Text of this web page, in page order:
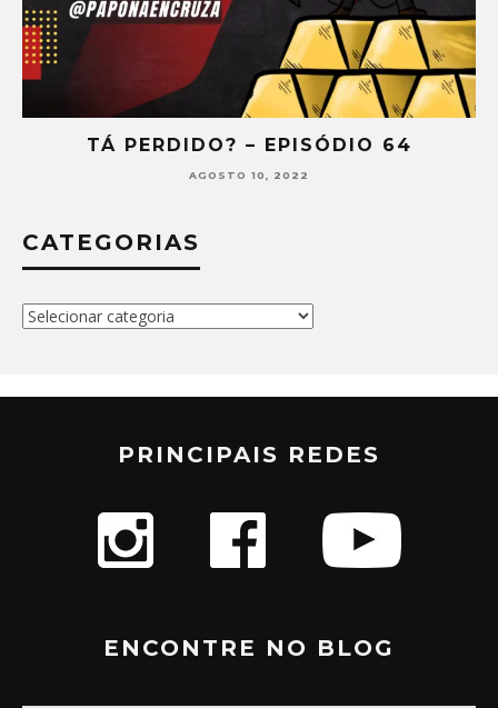
TÁ PERDIDO? – EPISÓDIO 64
AGOSTO 10, 2022
CATEGORIAS
Categorias
PRINCIPAIS REDES
ENCONTRE NO BLOG